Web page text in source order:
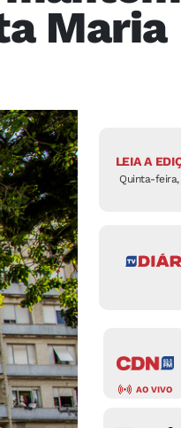
Maria
LEIA A
Quinta-
AO VIVO